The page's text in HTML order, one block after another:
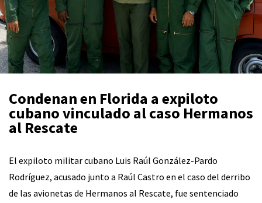
Condenan en Florida a expiloto
cubano vinculado al caso Hermanos
al Rescate
El expiloto militar cubano Luis Raúl González-Pardo
Rodríguez, acusado junto a Raúl Castro en el caso del derribo
de las avionetas de Hermanos al Rescate, fue sentenciado